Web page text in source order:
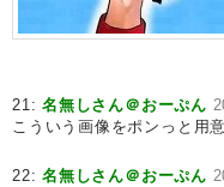
21:名無しさん＠おーぷん
こういう画像をポンっと用
22:名無しさん＠おーぷん